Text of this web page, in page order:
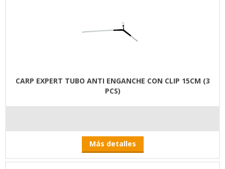
CARP EXPERT TUBO ANTI ENGANCHE CON CLIP 15CM (3
PCS)
Más detalles